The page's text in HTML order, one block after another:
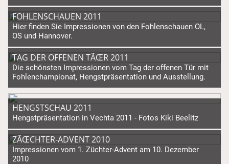
FOHLENSCHAUEN 2011
Hier finden Sie Impressionen von den Fohlenschauen OL,
OS und Hannover.
TAG DER OFFENEN TÃŒR 2011
Die schönsten Impressionen vom Tag der offenen Tür mit
Fohlenchampionat, Hengstpräsentation und Ausstellung.
HENGSTSCHAU 2011
Hengstpräsentation in Vechta 2011 - Fotos Kiki Beelitz
ZÃŒCHTER-ADVENT 2010
Impressionen vom 1. Züchter-Advent am 10. Dezember
2010